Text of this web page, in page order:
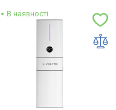
• В наявності